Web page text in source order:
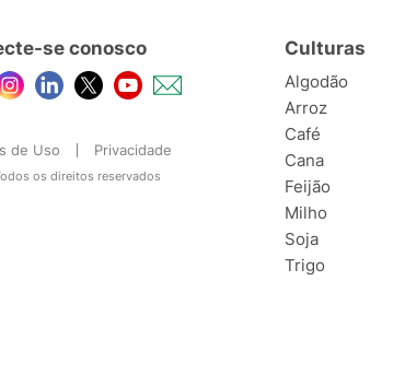
se conosco
de Uso Privacidade
os direitos reservados
Culturas
Algodão
Arroz
Café
Cana
Feijão
Milho
Soja
Trigo